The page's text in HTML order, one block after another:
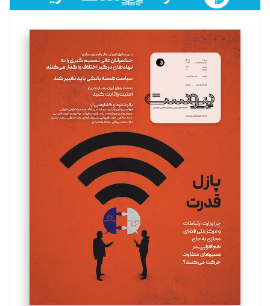
فائزه فتحی رستمی
تحریریه
سروش کرمیان
تحریریه
مینا پاکدل
یسنا امان‌پور
تحریریه
ملینا جعفری
تحریریه
مصطفی مسجدی آرانی